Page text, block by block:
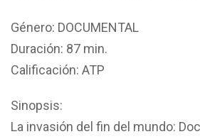
Género: DOCUMENTAL
Duración: 87 min.
Calificación: ATP
Sinopsis:
La invasión del fin del mundo: